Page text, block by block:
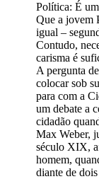
Política: É
Que a jovem
igual –
Contudo,
carisma é
A pergunta
colocar sob
para com a
um debate a
cidadão
Max Weber,
século XIX,
homem,
diante de